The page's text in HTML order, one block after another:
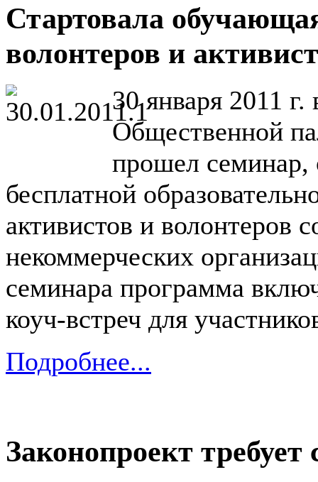
Стартовала
волонтеров и
30 января 2011
Общественной
прошел семинар,
бесплатной
активистов и волонтеров
некоммерческих
семинара программа
коуч-встреч для
Подробнее...
Законопроект требует